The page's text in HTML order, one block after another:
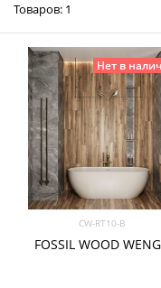
Товаров: 1
Нет в
CW-RT10-B
FOSSIL WOOD